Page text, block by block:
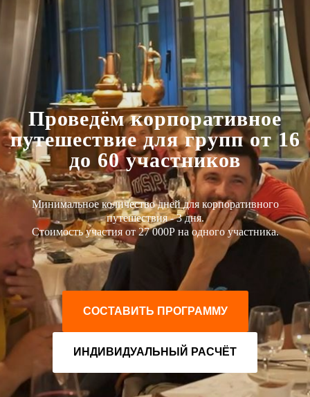
Проведём корпоративное
путешествие для групп от 16
до 60 участников
Минимальное количество дней для корпоративного
путешествия - 3 дня.
Стоимость участия от 27 000Р на одного участника.
СОСТАВИТЬ ПРОГРАММУ
ИНДИВИДУАЛЬНЫЙ РАСЧЁТ